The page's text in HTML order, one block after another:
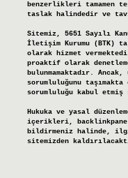
benzerlikleri tamamen
taslak halindedir ve
Sitemiz, 5651 Sayılı
İletişim Kurumu (BTK)
olarak hizmet
proaktif olarak
bulunmamaktadır.
sorumluluğunu
sorumluluğu kabul
Hukuka ve yasal
içerikleri,
bildirmeniz halinde,
sitemizden